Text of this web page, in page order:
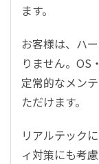
ます。
お客様は、ハ
りません。OS
定常的なメン
ただけます。
リアルテック
ィ対策にも考